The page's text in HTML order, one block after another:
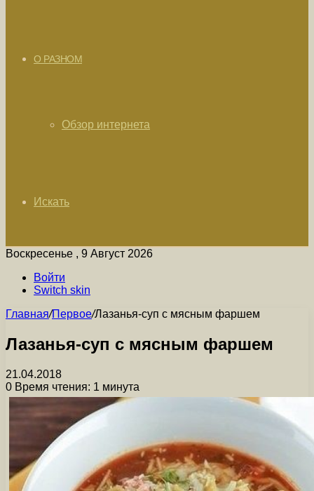
О РАЗНОМ
Обзор интернета
Искать
Воскресенье , 9 Август 2026
Войти
Switch skin
Главная/Первое/Лазанья-суп с мясным фаршем
Лазанья-суп с мясным фаршем
21.04.2018
0 Время чтения: 1 минута